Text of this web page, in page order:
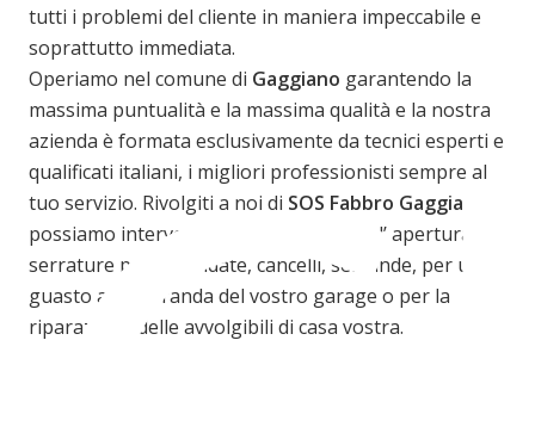
tutti i problemi del cliente in maniera impeccabile e
soprattutto immediata.
Operiamo nel comune di Gaggiano garantendo la
massima puntualità e la massima qualità e la nostra
azienda è formata esclusivamente da tecnici esperti e
qualificati italiani, i migliori professionisti sempre al
tuo servizio. Rivolgiti a noi di SOS Fabbro Gaggiano
possiamo intervenire velocemente per l’ apertura
serrature porte blindate, cancelli, serrande, per un
guasto alla serranda del vostro garage o per la
riparazione delle avvolgibili di casa vostra.